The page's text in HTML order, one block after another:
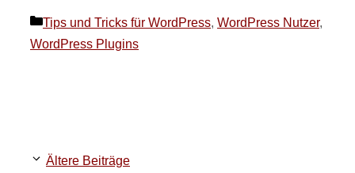
Kategorien
Tips und Tricks für WordPress, WordPress Nutzer,
WordPress Plugins
Ältere Beiträge